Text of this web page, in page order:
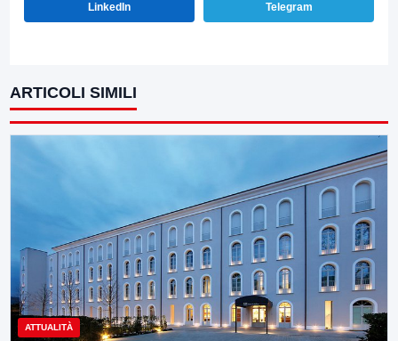
LinkedIn Telegram
ARTICOLI SIMILI
ATTUALITÀ